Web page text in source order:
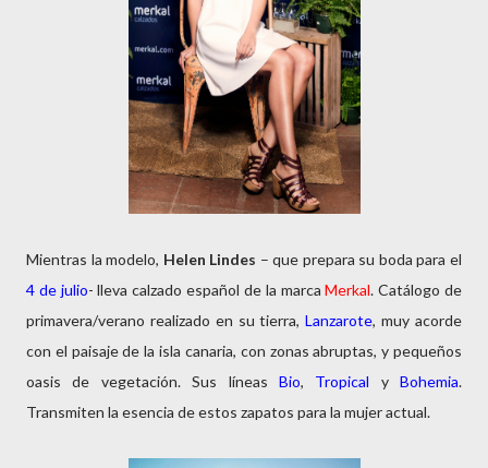
Mientras la modelo, Helen Lindes – que prepara su boda para el
4 de julio- lleva calzado español de la marcaMerkal. Catálogo de
primavera/verano realizado en su tierra,Lanzarote, muy acorde
con el paisaje de la isla canaria, con zonas abruptas, y pequeños
oasis de vegetación. Sus líneas Bio, Tropical y Bohemia.
Transmiten la esencia de estos zapatos para la mujer actual.